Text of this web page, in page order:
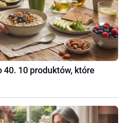
10 produktów, które